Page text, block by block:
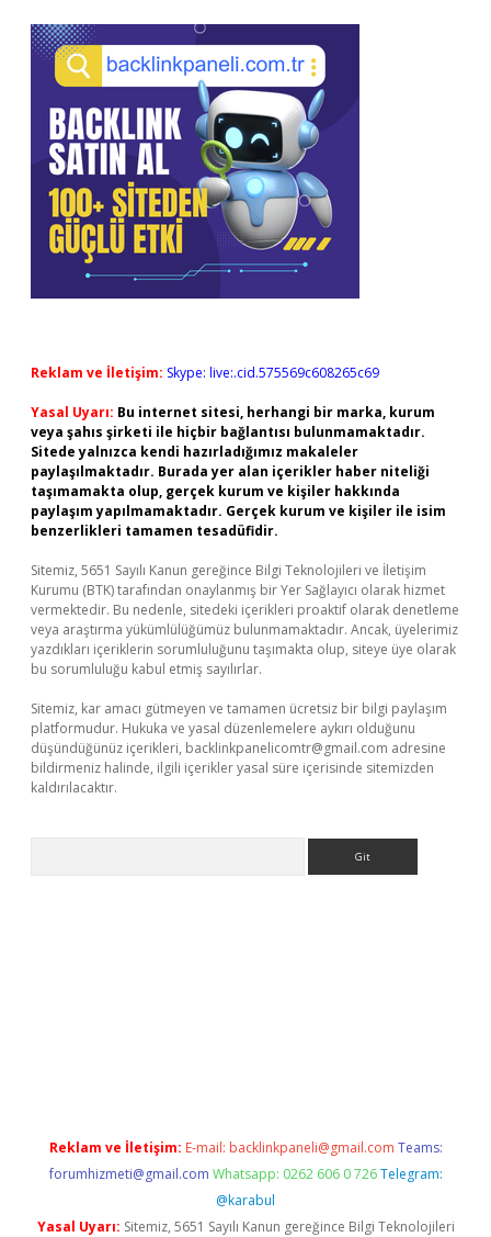
Reklam ve İletişim: Skype: live:.cid.575569c608265c69
Yasal Uyarı: Bu internet sitesi, herhangi bir marka, kurum
veya şahıs şirketi ile hiçbir bağlantısı bulunmamaktadır.
Sitede yalnızca kendi hazırladığımız makaleler
paylaşılmaktadır. Burada yer alan içerikler haber niteliği
taşımamakta olup, gerçek kurum ve kişiler hakkında
paylaşım yapılmamaktadır. Gerçek kurum ve kişiler ile isim
benzerlikleri tamamen tesadüfidir.
Sitemiz, 5651 Sayılı Kanun gereğince Bilgi Teknolojileri ve İletişim
Kurumu (BTK) tarafından onaylanmış bir Yer Sağlayıcı olarak hizmet
vermektedir. Bu nedenle, sitedeki içerikleri proaktif olarak denetleme
veya araştırma yükümlülüğümüz bulunmamaktadır. Ancak, üyelerimiz
yazdıkları içeriklerin sorumluluğunu taşımakta olup, siteye üye olarak
bu sorumluluğu kabul etmiş sayılırlar.
Sitemiz, kar amacı gütmeyen ve tamamen ücretsiz bir bilgi paylaşım
platformudur. Hukuka ve yasal düzenlemelere aykırı olduğunu
düşündüğünüz içerikleri, backlinkpanelicomtr@gmail.com adresine
bildirmeniz halinde, ilgili içerikler yasal süre içerisinde sitemizden
kaldırılacaktır.
Reklam ve İletişim: E-mail: backlinkpaneli@gmail.com Teams:
forumhizmeti@gmail.com Whatsapp: 0262 606 0 726 Telegram:
@karabul
Yasal Uyarı: Sitemiz, 5651 Sayılı Kanun gereğince Bilgi Teknolojileri